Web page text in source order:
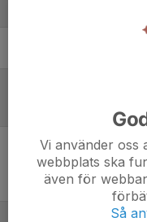
Peyman
Vi använder oss
webbplats ska
även för
Så